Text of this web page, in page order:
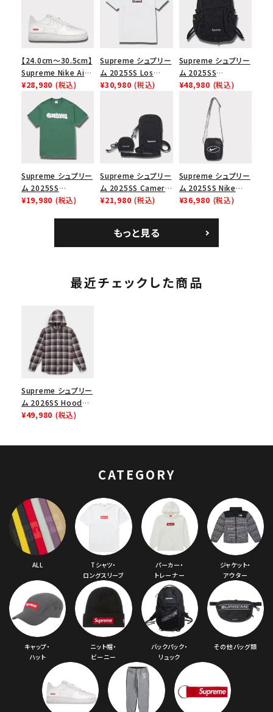
【24.0cm～30.5cm】
Supreme Nike Air
Force 1 Low シュプ
リーム ナイキエアフォ
ース１スニーカー シ
ューズ ホワイト
¥28,980 (税込)
Supreme シュプリー
ム 2025SS Los
Angeles Fire Relief
スロゴTシャツ ホワ
¥30,980 (税込)
Supreme シュプリー
ム 2025SS
Backpack バックパッ
ク ブラック 黒
¥48,980 (税込)
Supreme シュプリー
ム 2025SS
Homerun Tee ホー
¥19,980 (税込)
Supreme シュプリー
ム 2025SS Camera
Bag + Mini Pouch
¥21,980 (税込)
Supreme シュプリー
ム 2025SS Nike
Leather Shoulder
¥36,980 (税込)
もっと見る
最近チェックした商品
Supreme シュプリー
ム 2026SS Hooded
Flannel Shirt フー
¥49,980 (税込)
CATEGORY
ALL
Tシャツ・
ロングスリーブ
パーカー・
トレーナー
ジャケット・
アウター
キャップ・
ハット
ニット帽・
ビーニー
バックパック・
リュック
その他バッグ類